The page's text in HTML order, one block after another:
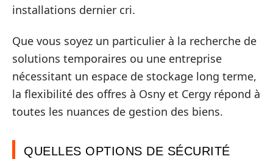
installations dernier cri.
Que vous soyez un particulier à la recherche de
solutions temporaires ou une entreprise
nécessitant un espace de stockage long terme,
la flexibilité des offres à Osny et Cergy répond à
toutes les nuances de gestion des biens.
QUELLES OPTIONS DE SÉCURITÉ